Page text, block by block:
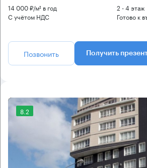
14 000 ₽/м² в год
С учётом НДС
2 - 4 этаж
Готово к
Позвонить Получить
8.2